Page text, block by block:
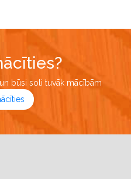
būsi soli tuvāk mācībām